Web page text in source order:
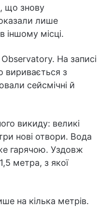
що знову
лише
іншому місці.
На записі
виривається з
сейсмічні й
викиду: великі
нові отвори. Вода
гарячою. Уздовж
метра, з якої
на кілька метрів.